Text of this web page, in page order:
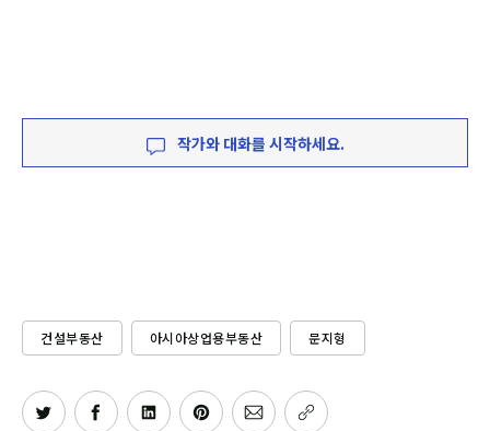
작가와 대화를 시작하세요.
건설부동산 아시아상업용부동산 문지형